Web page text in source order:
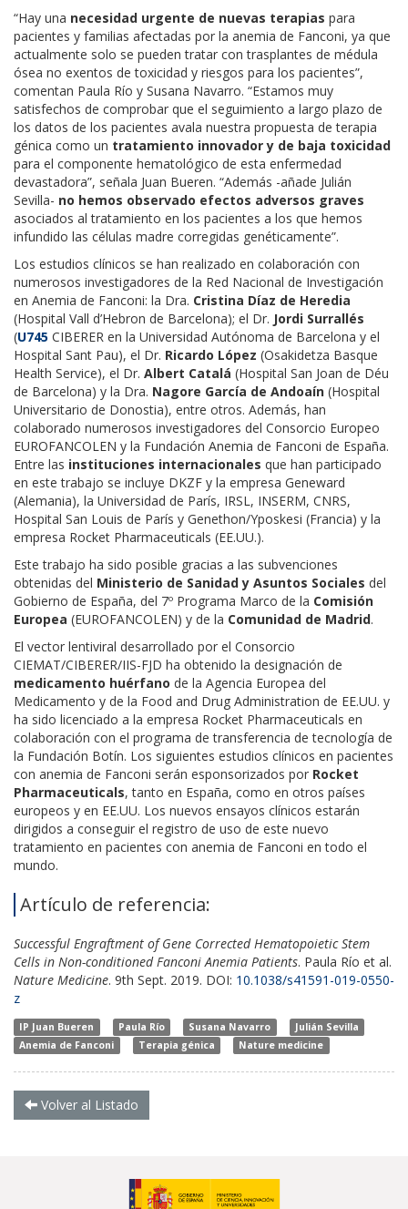
“Hay una necesidad urgente de nuevas terapias para
pacientes y familias afectadas por la anemia de Fanconi, ya que
actualmente solo se pueden tratar con trasplantes de médula
ósea no exentos de toxicidad y riesgos para los pacientes”,
comentan Paula Río y Susana Navarro. “Estamos muy
satisfechos de comprobar que el seguimiento a largo plazo de
los datos de los pacientes avala nuestra propuesta de terapia
génica como un tratamiento innovador y de baja toxicidad
para el componente hematológico de esta enfermedad
devastadora”, señala Juan Bueren. “Además -añade Julián
Sevilla- no hemos observado efectos adversos graves
asociados al tratamiento en los pacientes a los que hemos
infundido las células madre corregidas genéticamente”.
Los estudios clínicos se han realizado en colaboración con
numerosos investigadores de la Red Nacional de Investigación
en Anemia de Fanconi: la Dra. Cristina Díaz de Heredia
(Hospital Vall d’Hebron de Barcelona); el Dr. Jordi Surrallés
(U745 CIBERER en la Universidad Autónoma de Barcelona y el
Hospital Sant Pau), el Dr. Ricardo López (Osakidetza Basque
Health Service), el Dr. Albert Catalá (Hospital San Joan de Déu
de Barcelona) y la Dra. Nagore García de Andoaín (Hospital
Universitario de Donostia), entre otros. Además, han
colaborado numerosos investigadores del Consorcio Europeo
EUROFANCOLEN y la Fundación Anemia de Fanconi de España.
Entre las instituciones internacionales que han participado
en este trabajo se incluye DKZF y la empresa Geneward
(Alemania), la Universidad de París, IRSL, INSERM, CNRS,
Hospital San Louis de París y Genethon/Yposkesi (Francia) y la
empresa Rocket Pharmaceuticals (EE.UU.).
Este trabajo ha sido posible gracias a las subvenciones
obtenidas del Ministerio de Sanidad y Asuntos Sociales del
Gobierno de España, del 7º Programa Marco de la Comisión
Europea (EUROFANCOLEN) y de la Comunidad de Madrid.
El vector lentiviral desarrollado por el Consorcio
CIEMAT/CIBERER/IIS-FJD ha obtenido la designación de
medicamento huérfano de la Agencia Europea del
Medicamento y de la Food and Drug Administration de EE.UU. y
ha sido licenciado a la empresa Rocket Pharmaceuticals en
colaboración con el programa de transferencia de tecnología de
la Fundación Botín. Los siguientes estudios clínicos en pacientes
con anemia de Fanconi serán esponsorizados por Rocket
Pharmaceuticals, tanto en España, como en otros países
europeos y en EE.UU. Los nuevos ensayos clínicos estarán
dirigidos a conseguir el registro de uso de este nuevo
tratamiento en pacientes con anemia de Fanconi en todo el
mundo.
Artículo de referencia:
Successful Engraftment of Gene Corrected Hematopoietic Stem
Cells in Non-conditioned Fanconi Anemia Patients. Paula Río et al.
Nature Medicine. 9th Sept. 2019. DOI: 10.1038/s41591-019-0550-
z
IP Juan Bueren Paula Río Susana Navarro
Julián Sevilla
Anemia de Fanconi
Terapia génica Nature medicine
Volver al Listado